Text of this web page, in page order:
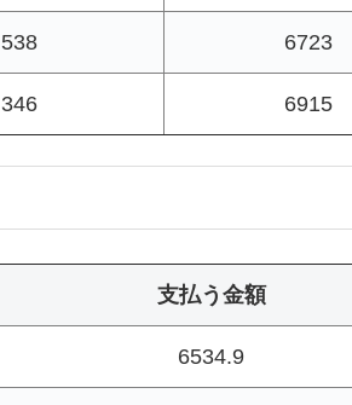
538 6723
346 6915
支払う金額
6534.9